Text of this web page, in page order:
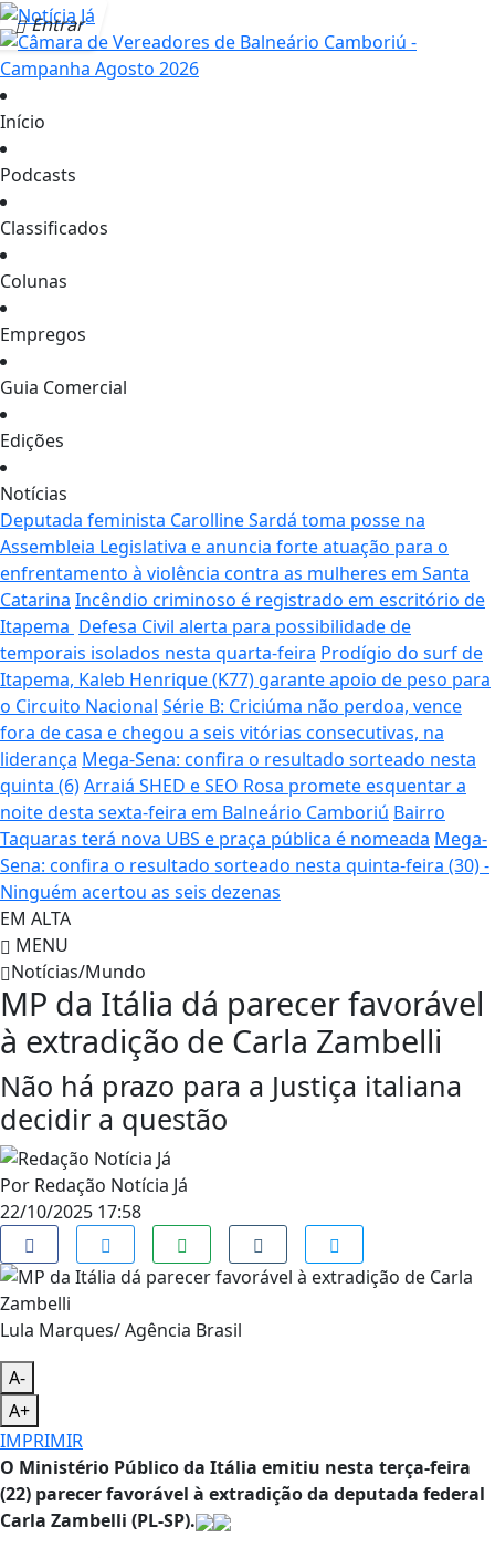
Entrar
Início
Podcasts
Classificados
Colunas
Empregos
Guia Comercial
Edições
Notícias
Deputada feminista Carolline Sardá toma posse na
Assembleia Legislativa e anuncia forte atuação para o
enfrentamento à violência contra as mulheres em Santa
Catarina Incêndio criminoso é registrado em escritório de
Itapema Defesa Civil alerta para possibilidade de
temporais isolados nesta quarta-feira Prodígio do surf de
Itapema, Kaleb Henrique (K77) garante apoio de peso para
o Circuito Nacional Série B: Criciúma não perdoa, vence
fora de casa e chegou a seis vitórias consecutivas, na
liderança Mega-Sena: confira o resultado sorteado nesta
quinta (6)Arraiá SHED e SEO Rosa promete esquentar a
noite desta sexta-feira em Balneário Camboriú Bairro
Taquaras terá nova UBS e praça pública é nomeada Mega-
Sena: confira o resultado sorteado nesta quinta-feira (30) -
Ninguém acertou as seis dezenas
EM ALTA
MENU
Notícias/Mundo
MP da Itália dá parecer favorável
à extradição de Carla Zambelli
Não há prazo para a Justiça italiana
decidir a questão
Por Redação Notícia Já
22/10/2025 17:58
Lula Marques/ Agência Brasil
A-
A+
IMPRIMIR
O Ministério Público da Itália emitiu nesta terça-feira
(22) parecer favorável à extradição da deputada federal
Carla Zambelli (PL-SP).